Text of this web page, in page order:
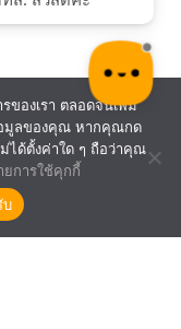
ของเรา ตลอดจนเพิ่ม
มูลของคุณ หากคุณกด
ม่ได้ตั้งค่าใด ๆ ถือว่าคุณ
ยการใช้คุกกี้
บ